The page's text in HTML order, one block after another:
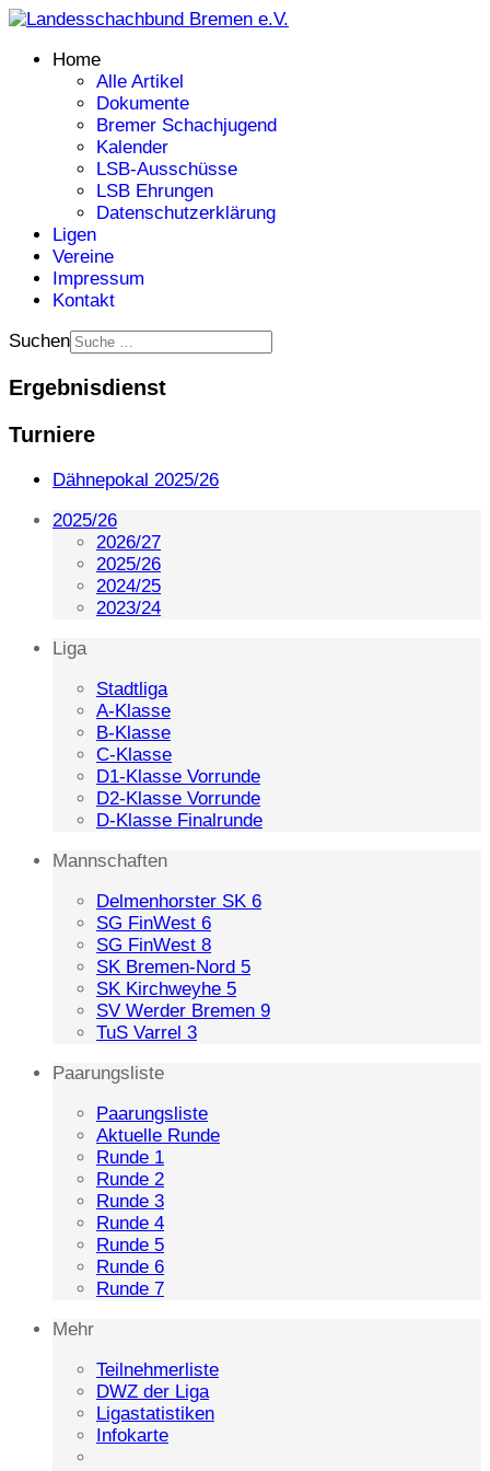
Home
Alle Artikel
Dokumente
Bremer Schachjugend
Kalender
LSB-Ausschüsse
LSB Ehrungen
Datenschutzerklärung
Ligen
Vereine
Impressum
Kontakt
Suchen
Ergebnisdienst
Turniere
Dähnepokal 2025/26
2025/26
2026/27
2025/26
2024/25
2023/24
Liga
Stadtliga
A-Klasse
B-Klasse
C-Klasse
D1-Klasse Vorrunde
D2-Klasse Vorrunde
D-Klasse Finalrunde
Mannschaften
Delmenhorster SK 6
SG FinWest 6
SG FinWest 8
SK Bremen-Nord 5
SK Kirchweyhe 5
SV Werder Bremen 9
TuS Varrel 3
Paarungsliste
Paarungsliste
Aktuelle Runde
Runde 1
Runde 2
Runde 3
Runde 4
Runde 5
Runde 6
Runde 7
Mehr
Teilnehmerliste
DWZ der Liga
Ligastatistiken
Infokarte